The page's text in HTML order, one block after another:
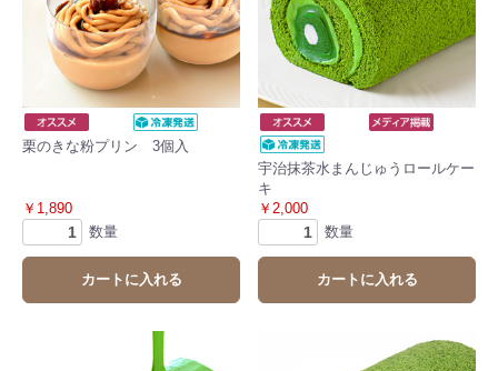
栗のきな粉プリン 3個入
￥1,890
数量
カートに入れる
宇治抹茶水まんじゅうロールケー
キ
￥2,000
数量
カートに入れる